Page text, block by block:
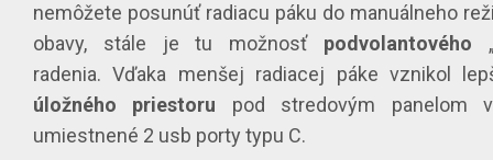
nemôžete posunúť radiacu páku do manuálneho
obavy, stále je tu možnosť podvolantového
radenia. Vďaka menšej radiacej páke vznikol
úložného priestoru pod stredovým panelom
umiestnené 2 usb porty typu C.